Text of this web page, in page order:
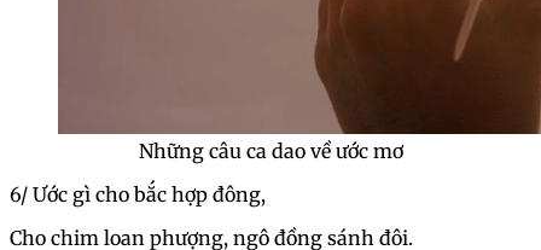
Những câu ca dao về ước mơ
6/ Ước gì cho bắc hợp đông,
Cho chim loan phượng, ngô đồng sánh đôi.